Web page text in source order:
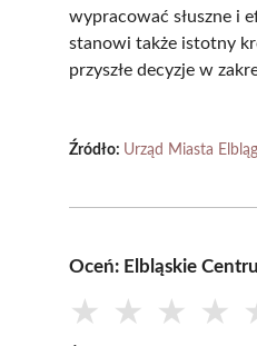
wypracować słuszne i
stanowi także istotny
przyszłe decyzje w
Źródło: Urząd Miasta Elbląg
Oceń: Elbląskie
★ ★ ★ ★